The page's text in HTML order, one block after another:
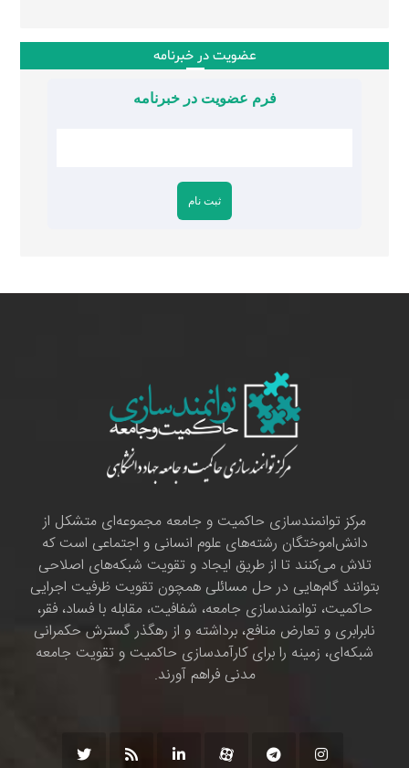
عضویت در خبرنامه
فرم عضویت در خبرنامه
مرکز توانمندسازی حاکمیت و جامعه مجموعه‌ای متشکل از
دانش‌اموختگان رشته‌های علوم انسانی و اجتماعی است که
تلاش می‌کنند تا از طریق ایجاد و تقویت شبکه‌های اصلاحی
بتوانند گام‌هایی در حل مسائلی همچون تقویت ظرفیت اجرایی
حاکمیت، توانمندسازی جامعه، شفافیت، مقابله با فساد، فقر،
نابرابری و تعارض منافع، برداشته و از رهگذر گسترش حکمرانی
شبکه‌ای، زمینه را برای کارآمدسازی حاکمیت و تقویت جامعه
مدنی فراهم آورند.